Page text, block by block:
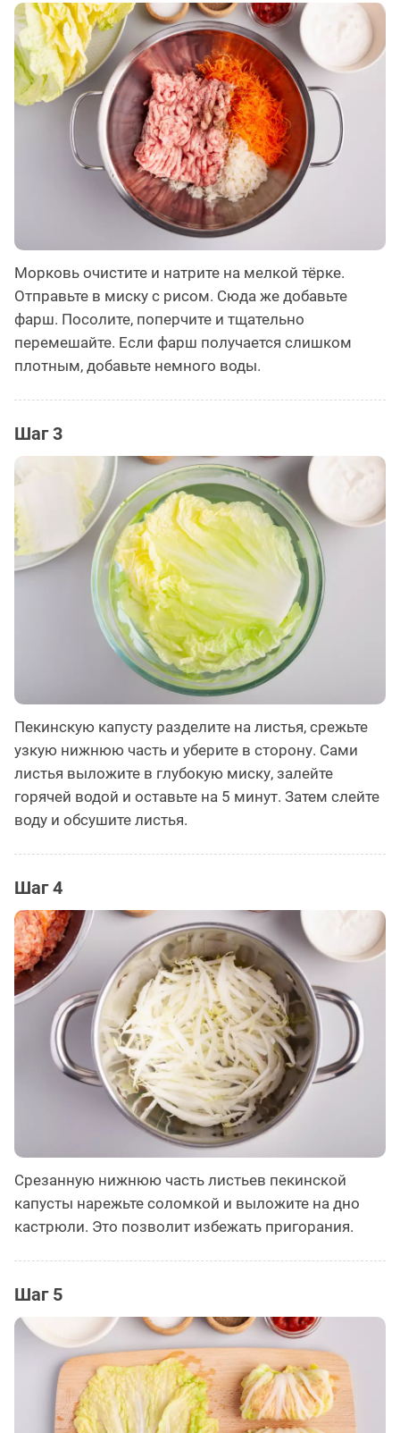
Морковь очистите и натрите на мелкой тёрке.
Отправьте в миску с рисом. Сюда же добавьте
фарш. Посолите, поперчите и тщательно
перемешайте. Если фарш получается слишком
плотным, добавьте немного воды.
Шаг 3
Пекинскую капусту разделите на листья, срежьте
узкую нижнюю часть и уберите в сторону. Сами
листья выложите в глубокую миску, залейте
горячей водой и оставьте на 5 минут. Затем слейте
воду и обсушите листья.
Шаг 4
Срезанную нижнюю часть листьев пекинской
капусты нарежьте соломкой и выложите на дно
кастрюли. Это позволит избежать пригорания.
Шаг 5